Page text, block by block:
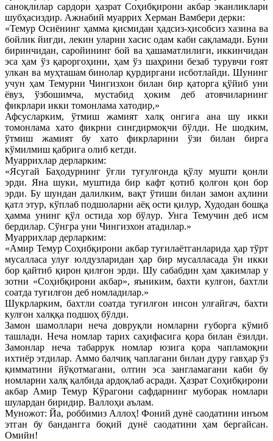
саноқлилар сардори ҳазрат Соҳибқирони акбар эканликлари
шубҳасиздир. Ажнабий муаррих Херман Вамбери дерки:
«Темур Осиёнинг ҳамма қисмидан ҳадсиз-ҳисобсиз хазина ва
бойлик йиғди, лекин уларни хасис одам каби сақламади. Буни
биринчидан, саройининг бой ва ҳашаматлилиги, иккинчидан
эса ҳам ўз қароргоҳини, ҳам ўз шаҳрини безаб турувчи ғоят
улкан ва муҳташам бинолар қурдиргани исботлайди. Шунинг
учун ҳам Темурни Чингизхон билан бир қаторга қўйиб уни
ёвуз, ўзбошимча, мустабид ҳоким деб атовчиларнинг
фикрлари икки томонлама хатодир,»
Афсусларким, ўтмиш жамият халқ онгига ана шу икки
томонлама хато фикрни сингдирмоқчи бўлди. Не шодким,
ўтмиш жамият бу хато фикрларини ўзи билан бирга
кўмилмиш қабрига олиб кетди.
Муаррихлар дерларким:
«Ясугай Баҳодурнинг ўғли туғулғонда қўлу мушти қонли
эрди. Яна шуки, муштида бир кафт қотиб қолғон қон бор
эрди. Бу шундан далилким, вақт ўтиши билан замон аҳлини
қатл этур, кўплаб подшоларни аёқ ости қилур, Худодан бошқа
ҳамма унинг қўл остида хор бўлур. Унга Темучин деб исм
бердилар. Сўнгра уни Чингизхон атадилар.»
Муаррихлар дерларким:
«Амир Темур Соҳибқирони акбар туғилаётганларида ҳар тўрт
мусалласа улуғ юлдузларидан ҳар бир мусалласада ўн икки
бор қайтиб қирон қилғон эрди. Шу сабабдин ҳам ҳакимлар у
зотни «Соҳибқирони акбар», яъниким, бахти кулғон, бахтли
соатда туғилғон деб номладилар.»
Шукрларким, бахтли соатда туғилғон инсон улғайгач, бахти
кулғон халққа подшоҳ бўлди.
Замон шамоллари неча довруқли номларни ғуборга кўмиб
ташлади. Неча номлар тарих саҳифасига қора билан ёзилди.
Замонлар неча табаррук номлар юзига қора чапламоқни
ихтиёр этдилар. Аммо балчиқ чаплагани билан дуру гавҳар ўз
қимматини йўқотмагани, олтин эса зангламагани каби бу
номларни халқ қалбида ардоқлаб асради. Ҳазрат Соҳибқирони
акбар Амир Темур Кўрагони сафдарнинг муборак номлари
шулардан биридир. Валлоҳи аълам.
Муножот: Йа, роббимиз Аллоҳ! Фоний дунё саодатини инъом
этган бу бандангга боқий дунё саодатини ҳам бергайсан.
Омийн!